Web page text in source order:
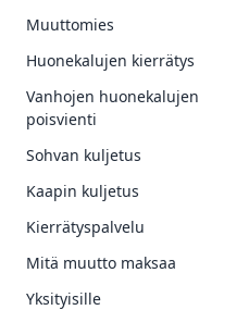
Muuttomies
Huonekalujen kierrätys
Vanhojen huonekalujen
poisvienti
Sohvan kuljetus
Kaapin kuljetus
Kierrätyspalvelu
Mitä muutto maksaa
Yksityisille